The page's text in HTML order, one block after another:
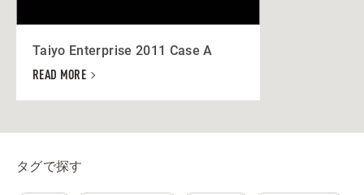
Taiyo Enterprise 2011 Case A
READ MORE
タグで探す